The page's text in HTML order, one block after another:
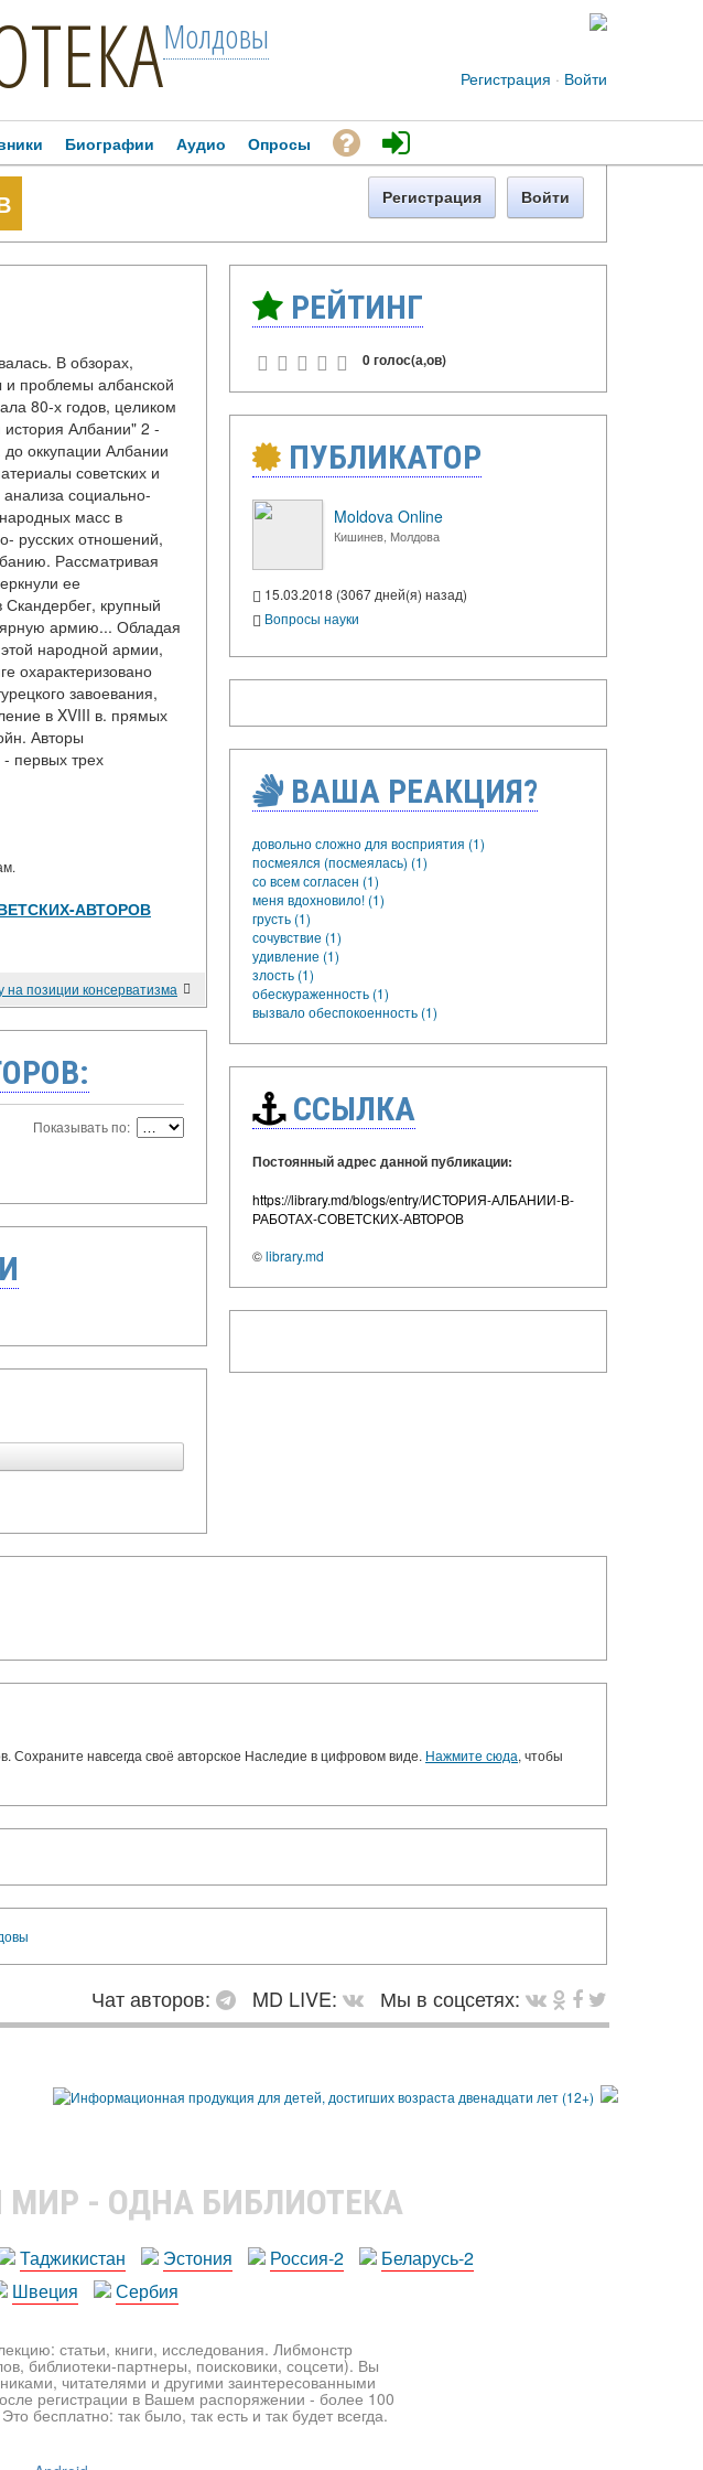
Молдовы
Регистрация · Войти
Биографии Аудио Опросы
Регистрация Войти
В обзорах,
и проблемы албанской
80-х годов, целиком
Албании" 2 -
оккупации Албании
советских и
социально-
масс в
русских отношений,
Рассматривая
ее
крупный
армию... Обладая
народной армии,
охарактеризовано
завоевания,
в XVIII в. прямых
Авторы
первых трех
АВТОРОВ
на позиции консерватизма
Показывать по:
РЕЙТИНГ
0 голос(а,ов)
ПУБЛИКАТОР
Moldova Online
Кишинев, Молдова
15.03.2018 (3067 дней(я) назад)
Вопросы науки
ВАША РЕАКЦИЯ?
довольно сложно для восприятия (1)
посмеялся (посмеялась) (1)
со всем согласен (1)
меня вдохновило! (1)
грусть (1)
сочувствие (1)
удивление (1)
злость (1)
обескураженность (1)
вызвало обеспокоенность (1)
ССЫЛКА
Постоянный адрес данной публикации:
https://library.md/blogs/entry/ИСТОРИЯ-АЛБАНИИ-В-
РАБОТАХ-СОВЕТСКИХ-АВТОРОВ
©library.md
Сохраните навсегда своё авторское Наследие в цифровом виде. Нажмите сюда, чтобы
Чат авторов: MD LIVE:
Мы в соцсетях:
- ОДНА БИБЛИОТЕКА
Таджикистан Эстония Россия-2
Беларусь-2
Швеция Сербия
статьи, книги, исследования. Либмонстр
библиотеки-партнеры, поисковики, соцсети). Вы
читателями и другими заинтересованными
регистрации в Вашем распоряжении - более 100
бесплатно: так было, так есть и так будет всегда.